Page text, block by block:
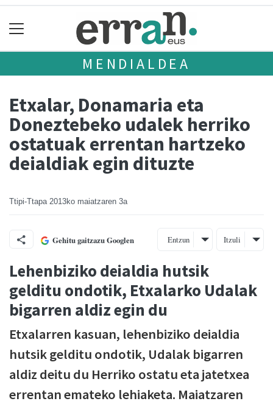
MENDIALDEA
Etxalar, Donamaria eta
Doneztebeko udalek herriko
ostatuak errentan hartzeko
deialdiak egin dituzte
Ttipi-Ttapa 2013ko maiatzaren 3a
Gehitu gaitzazu Googlen Entzun Itzuli
Lehenbiziko deialdia hutsik
gelditu ondotik, Etxalarko Udalak
bigarren aldiz egin du
Etxalarren kasuan, lehenbiziko deialdia
hutsik gelditu ondotik, Udalak bigarren
aldiz deitu du Herriko ostatu eta jatetxea
errentan emateko lehiaketa. Maiatzaren